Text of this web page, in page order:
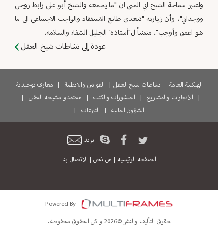
واعتبر سماحة الشيخ ابي المنى ان "ما يجمعه والشيخ أبو علي رابط روحي
ووجداني"، وأن زيارته "تتعدى طابع الاستفقاد والواجب الاجتماعي الى ما
هو اعمق وأوجب". متمنياً ل"أستاذه" الجليل الشفاء والسلامة.
عودة إلى نشاطات شيخ العقل
الهيكلية العامة | نشاطات شيخ العقل | القوانين والانظمة |
معارف توحيدية
|
الانجازات والمشاريع | المنشورات والكتب | معتمدو مشيخة العقل
|
الشؤون المالية
| التبرعات |
بريد
الصفحة الرئيسية | من نحن | الاتصال بنا
Powered By
حقوق التأليف والنشر ©2026 و كل الحقوق محفوظة.